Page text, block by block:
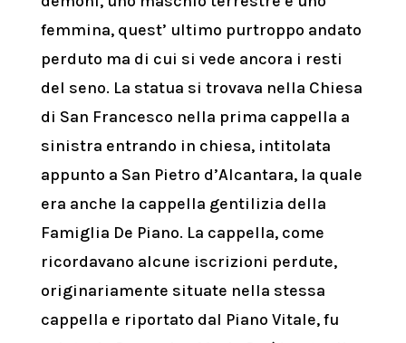
femmina, quest’ ultimo purtroppo andato
perduto ma di cui si vede ancora i resti
del seno. La statua si trovava nella Chiesa
di San Francesco nella prima cappella a
sinistra entrando in chiesa, intitolata
appunto a San Pietro d’Alcantara, la quale
era anche la cappella gentilizia della
Famiglia De Piano. La cappella, come
ricordavano alcune iscrizioni perdute,
originariamente situate nella stessa
cappella e riportato dal Piano Vitale, fu